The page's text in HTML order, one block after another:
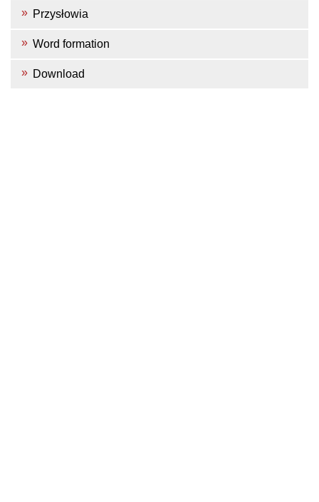
Przysłowia
Word formation
Download